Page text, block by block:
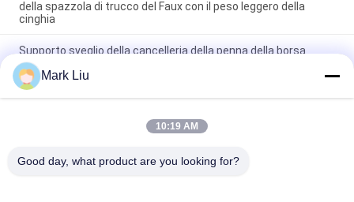
della spazzola di trucco del Faux con il peso leggero della
cinghia
Supporto sveglio della cancelleria della penna della borsa
cosmetica di trucco di viaggio della chiusura della chiusura
lampo della banda di Wave del sacchetto dell'astuccio per le
matite dell'unità di elaborazione
Borsa professionale di stoccaggio della matita della penna del
supporto dell'articolo da toeletta del sacchetto del rotolo della
Mark Liu
10:19 AM
Good day, what product are you looking for?